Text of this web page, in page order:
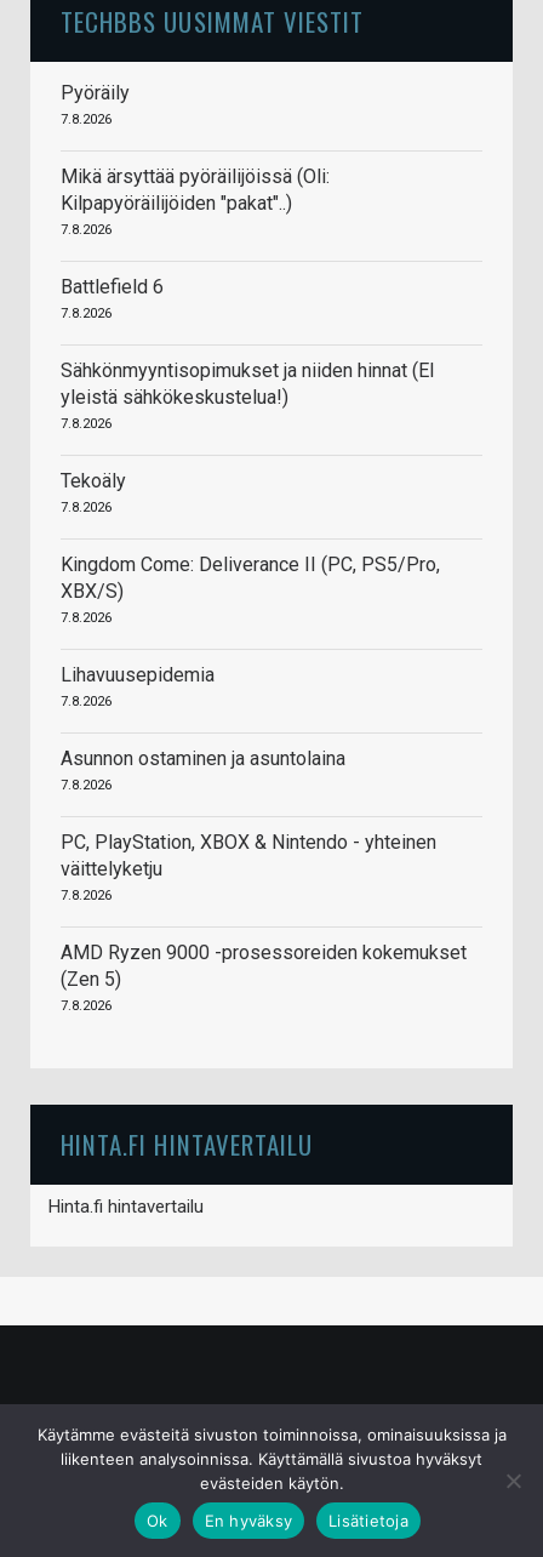
TECHBBS UUSIMMAT VIESTIT
Pyöräily
7.8.2026
Mikä ärsyttää pyöräilijöissä (Oli:
Kilpapyöräilijöiden "pakat"..)
7.8.2026
Battlefield 6
7.8.2026
Sähkönmyyntisopimukset ja niiden hinnat (EI
yleistä sähkökeskustelua!)
7.8.2026
Tekoäly
7.8.2026
Kingdom Come: Deliverance II (PC, PS5/Pro,
XBX/S)
7.8.2026
Lihavuusepidemia
7.8.2026
Asunnon ostaminen ja asuntolaina
7.8.2026
PC, PlayStation, XBOX & Nintendo - yhteinen
väittelyketju
7.8.2026
AMD Ryzen 9000 -prosessoreiden kokemukset
(Zen 5)
7.8.2026
HINTA.FI HINTAVERTAILU
Hinta.fi hintavertailu
Käytämme evästeitä sivuston toiminnoissa, ominaisuuksissa ja
liikenteen analysoinnissa. Käyttämällä sivustoa hyväksyt
evästeiden käytön.
Ok
En hyväksy Lisätietoja